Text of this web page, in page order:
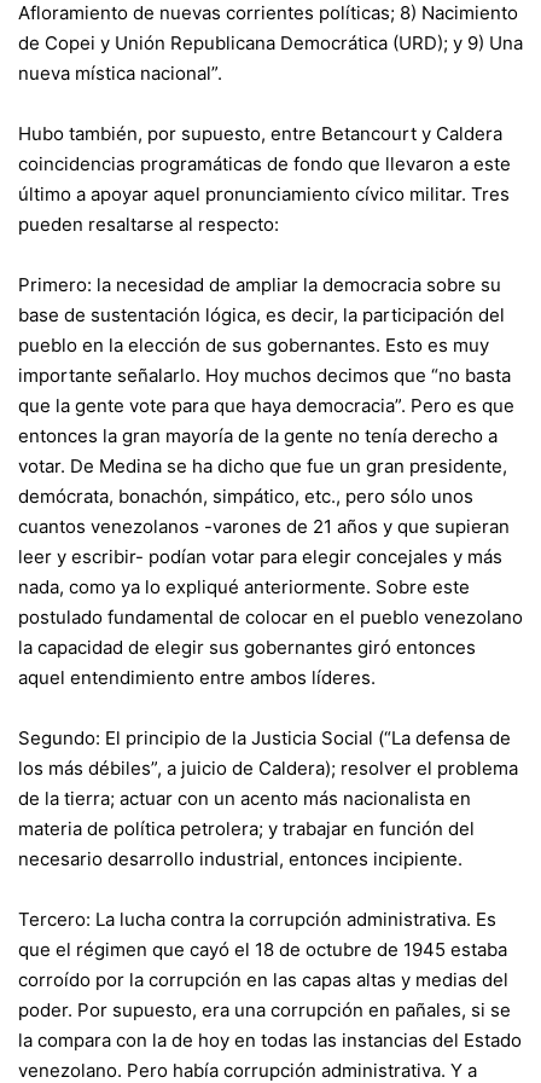
Afloramiento de nuevas corrientes políticas; 8) Nacimiento
de Copei y Unión Republicana Democrática (URD); y 9) Una
nueva mística nacional”.
Hubo también, por supuesto, entre Betancourt y Caldera
coincidencias programáticas de fondo que llevaron a este
último a apoyar aquel pronunciamiento cívico militar. Tres
pueden resaltarse al respecto:
Primero: la necesidad de ampliar la democracia sobre su
base de sustentación lógica, es decir, la participación del
pueblo en la elección de sus gobernantes. Esto es muy
importante señalarlo. Hoy muchos decimos que “no basta
que la gente vote para que haya democracia”. Pero es que
entonces la gran mayoría de la gente no tenía derecho a
votar. De Medina se ha dicho que fue un gran presidente,
demócrata, bonachón, simpático, etc., pero sólo unos
cuantos venezolanos -varones de 21 años y que supieran
leer y escribir- podían votar para elegir concejales y más
nada, como ya lo expliqué anteriormente. Sobre este
postulado fundamental de colocar en el pueblo venezolano
la capacidad de elegir sus gobernantes giró entonces
aquel entendimiento entre ambos líderes.
Segundo: El principio de la Justicia Social (“La defensa de
los más débiles”, a juicio de Caldera); resolver el problema
de la tierra; actuar con un acento más nacionalista en
materia de política petrolera; y trabajar en función del
necesario desarrollo industrial, entonces incipiente.
Tercero: La lucha contra la corrupción administrativa. Es
que el régimen que cayó el 18 de octubre de 1945 estaba
corroído por la corrupción en las capas altas y medias del
poder. Por supuesto, era una corrupción en pañales, si se
la compara con la de hoy en todas las instancias del Estado
venezolano. Pero había corrupción administrativa. Y a